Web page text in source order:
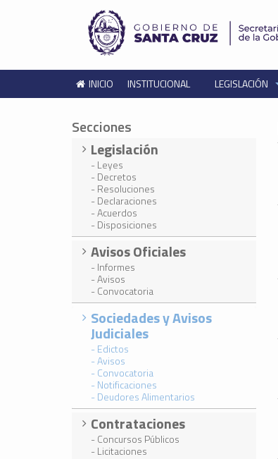
INICIO INSTITUCIONAL LEGISLACIÓN
Secciones
Legislación
- Leyes
- Decretos
- Resoluciones
- Declaraciones
- Acuerdos
- Disposiciones
Avisos Oficiales
- Informes
- Avisos
- Convocatoria
Sociedades y Avisos
Judiciales
- Edictos
- Avisos
- Convocatoria
- Notificaciones
- Deudores Alimentarios
Contrataciones
- Concursos Públicos
- Licitaciones